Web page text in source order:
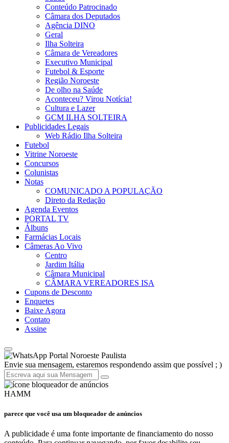
Conteúdo Patrocinado
Câmara dos Deputados
Agência DINO
Geral
Ilha Solteira
Câmara de Vereadores
Executivo Municipal
Futebol & Esporte
Região Noroeste
De olho na Saúde
Aconteceu? Virou Notícia!
Cultura e Lazer
GCM ILHA SOLTEIRA
Publicidades Legais
Web Rádio Ilha Solteira
Futebol
Vitrine Noroeste
Concursos
Colunistas
Notas
COMUNICADO A POPULAÇÃO
Direto da Redação
Agenda Eventos
PORTAL TV
Álbuns
Farmácias Locais
Câmeras Ao Vivo
Centro
Jardim Itália
Câmara Municipal
CÂMARA VEREADORES ISA
Cupons de Desconto
Enquetes
Baixe Agora
Contato
Assine
Portal Noroeste Paulista
Envie sua mensagem, estaremos respondendo assim que possível ; )
HAMM
parece que você usa um bloqueador de anúncios
A publicidade é uma fonte importante de financiamento do nosso